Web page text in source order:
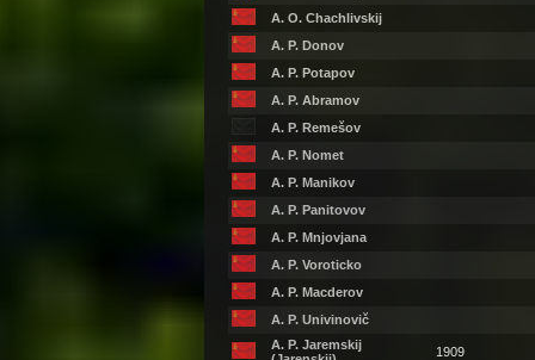
A. O. Chachlivskij
A. P. Donov
A. P. Potapov
A. P. Abramov
A. P. Remešov
A. P. Nomet
A. P. Manikov
A. P. Panitovov
A. P. Mnjovjana
A. P. Voroticko
A. P. Macderov
A. P. Univinovič
A. P. Jaremskij
1909